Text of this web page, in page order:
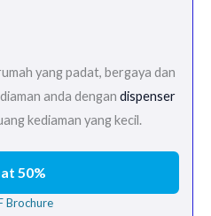
yang padat, bergaya dan
anda dengan dispenser
kediaman yang kecil.
50%
Brochure